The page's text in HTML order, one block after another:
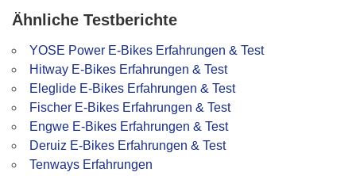
Ähnliche Testberichte
YOSE Power E-Bikes Erfahrungen & Test
Hitway E-Bikes Erfahrungen & Test
Eleglide E-Bikes Erfahrungen & Test
Fischer E-Bikes Erfahrungen & Test
Engwe E-Bikes Erfahrungen & Test
Deruiz E-Bikes Erfahrungen & Test
Tenways Erfahrungen